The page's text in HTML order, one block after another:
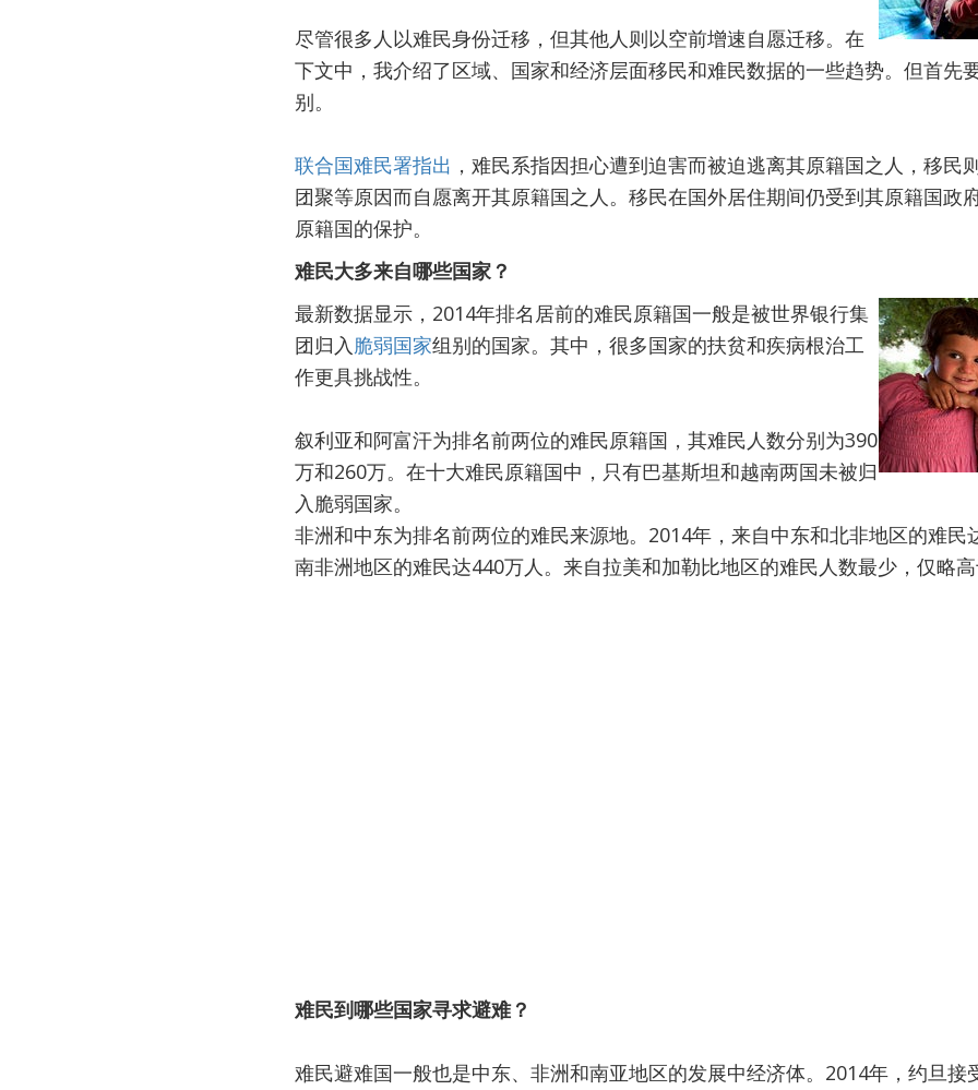
尽管很多人以难民身份迁移，但其他人则以空前增速自愿迁移。在
下文中，我介绍了区域、国家和经济层面移民和难民数据的一些趋势。但首先
别。
联合国难民署指出 ，难民系指因担心遭到迫害而被迫逃离其原籍国之人，移民
团聚等原因而自愿离开其原籍国之人。移民在国外居住期间仍受到其原籍国政
原籍国的保护。
难民大多来自哪些国家？
最新数据显示，2014年排名居前的难民原籍国一般是被世界银行集
团归入脆弱国家组别的国家。其中，很多国家的扶贫和疾病根治工
作更具挑战性。
叙利亚和阿富汗为排名前两位的难民原籍国，其难民人数分别为390
万和260万。在十大难民原籍国中，只有巴基斯坦和越南两国未被归
入脆弱国家。
非洲和中东为排名前两位的难民来源地。2014年，来自中东和北非地区的难民
南非洲地区的难民达440万人。来自拉美和加勒比地区的难民人数最少，仅略高
难民到哪些国家寻求避难？
难民避难国一般也是中东、非洲和南亚地区的发展中经济体。2014年，约旦接